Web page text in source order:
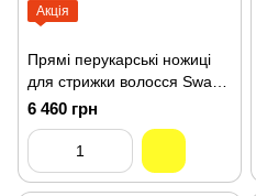
Акція
Прямі перукарські ножиці
для стрижки волосся Sway
Japanese Youkatta 5.5
розмір 110 60355
6 460 грн